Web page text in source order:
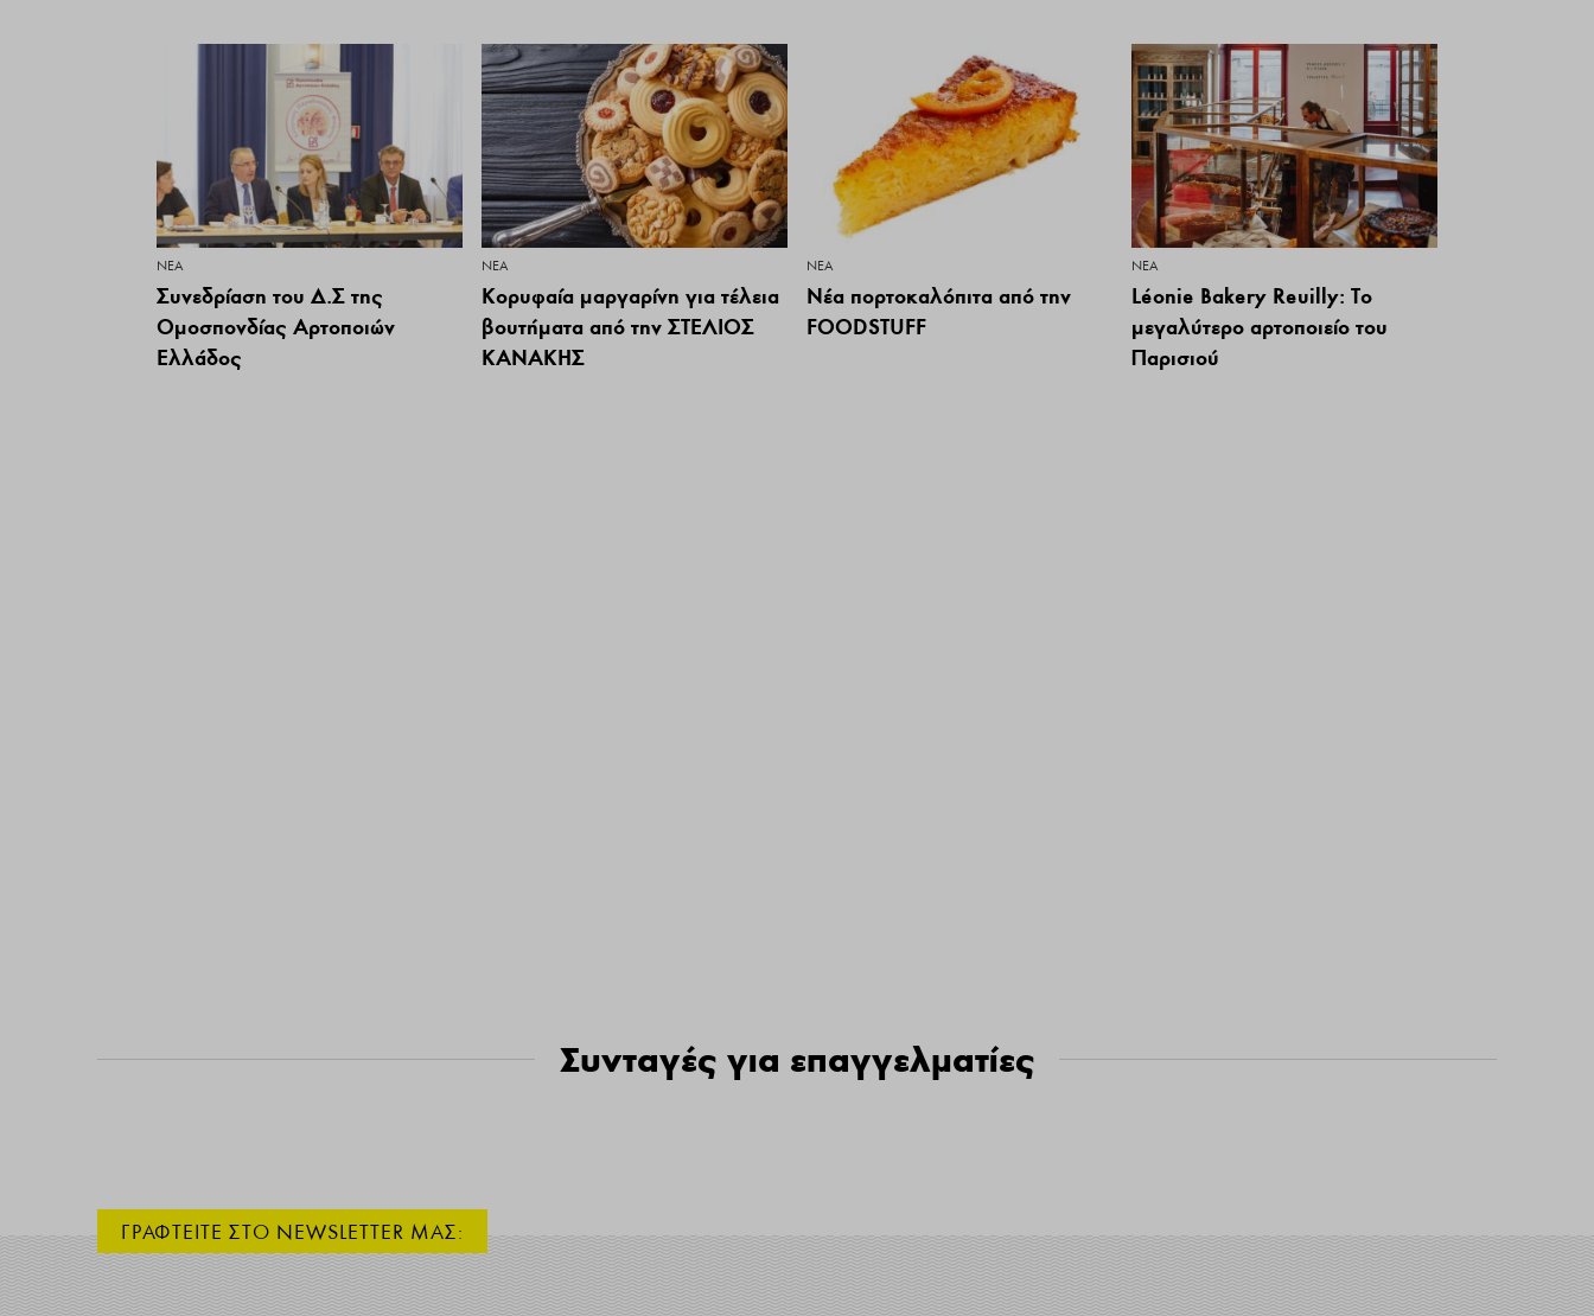
ΝΕΑ
Συνεδρίαση του Δ.Σ της
Ομοσπονδίας Αρτοποιών
Ελλάδος
ΝΕΑ
Κορυφαία μαργαρίνη για τέλεια
βουτήματα από την ΣΤΕΛΙΟΣ
ΚΑΝΑΚΗΣ
ΝΕΑ
Νέα πορτοκαλόπιτα από την
FOODSTUFF
ΝΕΑ
Léonie Bakery Reuilly: Το
μεγαλύτερο αρτοποιείο του
Παρισιού
Συνταγές για επαγγελματίες
ΓΡΑΦΤΕΙΤΕ ΣΤΟ NEWSLETTER ΜΑΣ: